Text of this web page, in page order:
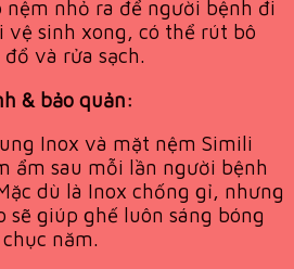
nệm nhỏ ra để người bệnh đi
vệ sinh xong, có thể rút bô
và rửa sạch.
& bảo quản:
Inox và mặt nệm Simili
ẩm sau mỗi lần người bệnh
dù là Inox chống gỉ, nhưng
sẽ giúp ghế luôn sáng bóng
năm.